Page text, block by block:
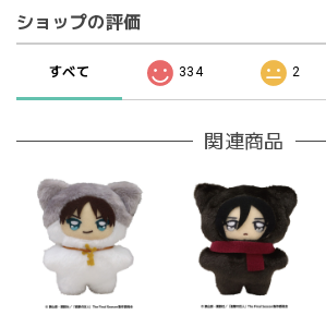
ショップの評価
すべて 334 2
関連商品